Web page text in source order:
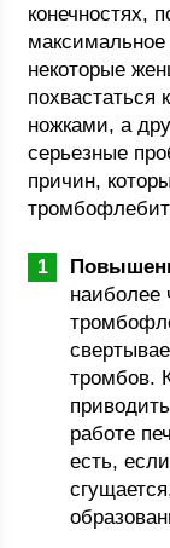
конечностях,
максимальное
некоторые
ножками, а
серьезные
причин,
наиболее
тромбов.
работе
есть,